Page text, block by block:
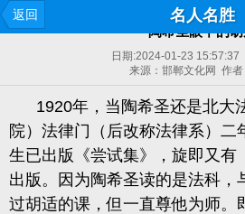
返回 名人名胜
陶希圣眼中的
日期:2024-01-23 15:57:37
来源：邯郸文化网 作
1920年，当陶希圣还是北大
院）法律门（后改称法律系）二
生已出版《尝试集》，旋即又有
出版。因为陶希圣读的是法科，
过胡适的课，但一直尊他为师。